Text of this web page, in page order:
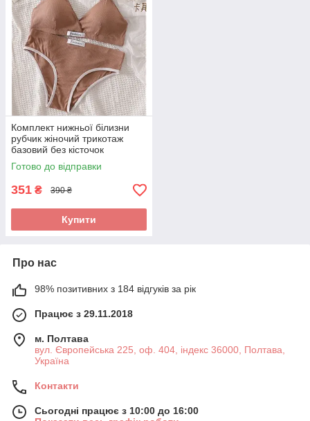
Комплект нижньої білизни
рубчик жіночий трикотаж
базовий без кісточок
FASHION бежевий колір 42-
46
Готово до відправки
351 ₴ 390 ₴
Купити
Про нас
98% позитивних з 184 відгуків за рік
Працює з 29.11.2018
м. Полтава
вул. Європейська 225, оф. 404, індекс 36000, Полтава,
Україна
Контакти
Сьогодні працює з 10:00 до 16:00